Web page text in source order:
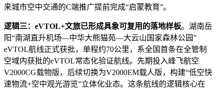
来城市空中交通的C端推广提前完成“启蒙教育”。
逻辑三：eVTOL+文旅已形成具象可复用的落地样板。湖南岳
阳“南湖直升机场—中华大熊猫苑—大云山国家森林公园”
eVTOL航线正式获批，单程约70公里，系全国首条在全管制
空域内获批的eVTOL常态化验证航线。先期投入峰飞航空
V2000CG载物版，后续切换为V2000EM载人版，构建“低空快
速物流+空中观光游览”立体化业态。这条航线的逻辑核心在